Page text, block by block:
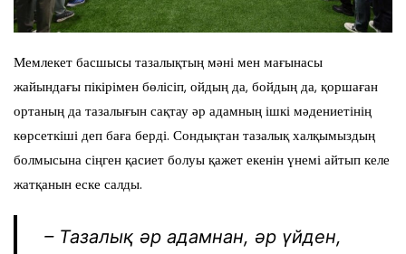
Мемлекет басшысы тазалықтың мәні мен мағынасы
жайындағы пікірімен бөлісіп, ойдың да, бойдың да, қоршаған
ортаның да тазалығын сақтау әр адамның ішкі мәдениетінің
көрсеткіші деп баға берді. Сондықтан тазалық халқымыздың
болмысына сіңген қасиет болуы қажет екенін үнемі айтып келе
жатқанын еске салды.
– Тазалық әр адамнан, әр үйден,